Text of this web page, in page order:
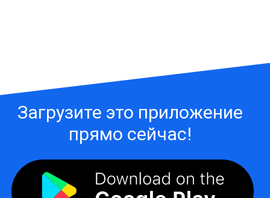
Загрузите это приложение
прямо сейчас!